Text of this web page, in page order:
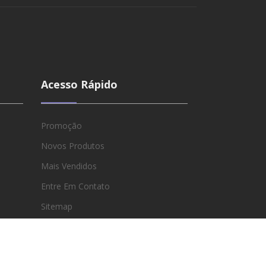
Acesso Rápido
Promoção
Novos Produtos
Mais Vendidos
Entre Em Contato
Sitemap